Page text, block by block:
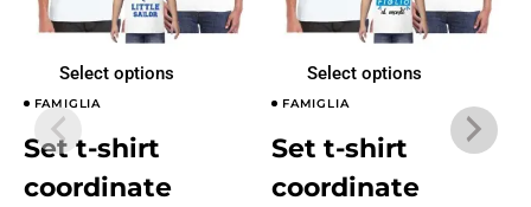
Select options
FAMIGLIA
Set t-shirt
coordinate
Select options
FAMIGLIA
Set t-shirt
coordinate